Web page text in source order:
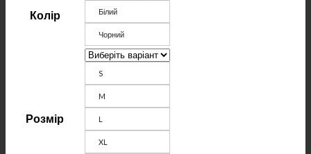
Колір Білий
Чорний
Розмір
S
M
L
XL